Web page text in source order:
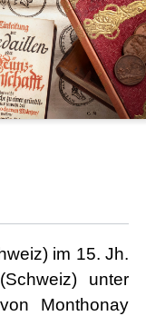
im 15. Jh.
unter
Monthonay